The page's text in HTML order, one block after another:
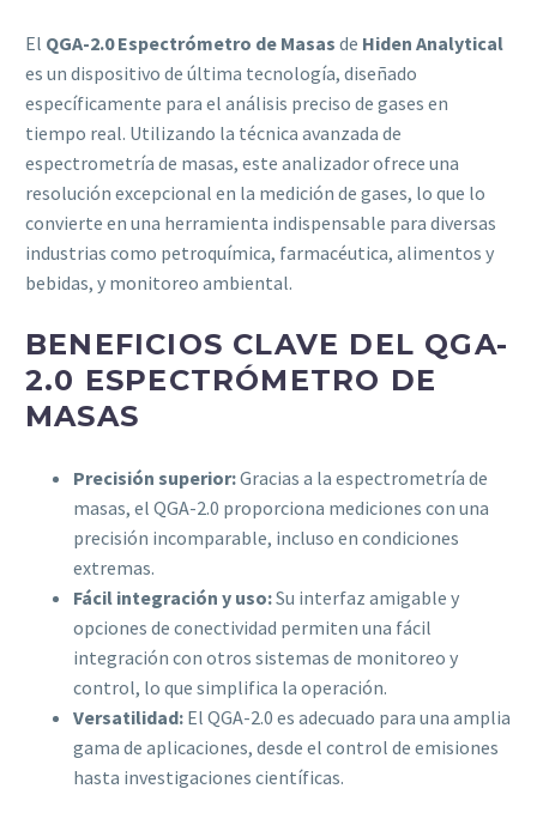
El QGA-2.0 Espectrómetro de Masas de Hiden Analytical
es un dispositivo de última tecnología, diseñado
específicamente para el análisis preciso de gases en
tiempo real. Utilizando la técnica avanzada de
espectrometría de masas, este analizador ofrece una
resolución excepcional en la medición de gases, lo que lo
convierte en una herramienta indispensable para diversas
industrias como petroquímica, farmacéutica, alimentos y
bebidas, y monitoreo ambiental.
BENEFICIOS CLAVE DEL QGA-
2.0 ESPECTRÓMETRO DE
MASAS
Precisión superior:Gracias a la espectrometría de
masas, el QGA-2.0 proporciona mediciones con una
precisión incomparable, incluso en condiciones
extremas.
Fácil integración y uso:Su interfaz amigable y
opciones de conectividad permiten una fácil
integración con otros sistemas de monitoreo y
control, lo que simplifica la operación.
Versatilidad: El QGA-2.0 es adecuado para una amplia
gama de aplicaciones, desde el control de emisiones
hasta investigaciones científicas.